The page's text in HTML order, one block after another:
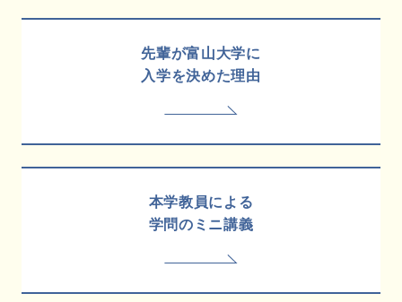
先輩が富山大学に
入学を決めた理由
本学教員による
学問のミニ講義